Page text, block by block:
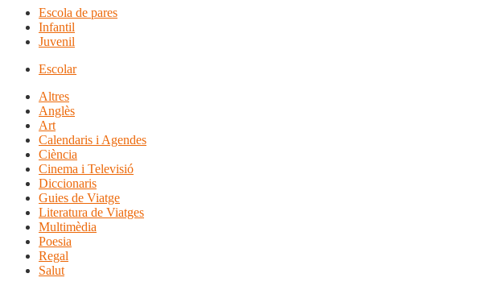
Escola de pares
Infantil
Juvenil
Escolar
Altres
Anglès
Art
Calendaris i Agendes
Ciència
Cinema i Televisió
Diccionaris
Guies de Viatge
Literatura de Viatges
Multimèdia
Poesia
Regal
Salut